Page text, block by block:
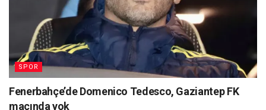
SPOR
Fenerbahçe’de Domenico Tedesco, Gaziantep FK
maçında yok